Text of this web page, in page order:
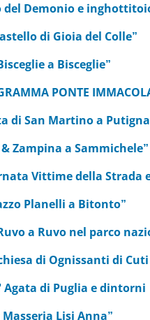
del Demonio e
di Gioia del Colle”
a Bisceglie”
PONTE
di San Martino a
Zampina a Sammichele”
Vittime della Strada
Planelli a Bitonto”
a Ruvo nel parco
di Ognissanti di Cuti
Agata di Puglia e dintorni
Masseria Lisi Anna”